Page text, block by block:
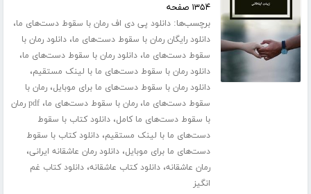
۱۳۵۴ صفحه
برچسب‌ها:دانلود پی دی اف رمان با سقوط دست‌های ما،
دانلود رایگان رمان با سقوط دست‌های ما،دانلود رمان با
سقوط دست‌های ما،دانلود رمان با سقوط دست‌های ما،
دانلود رمان با سقوط دست‌های ما با لینک مستقیم،
دانلود رمان با سقوط دست‌های ما برای موبایل،رمان با
سقوط دست‌های ما،رمان با سقوط دست‌های ما،
pdf رمان
با سقوط دست‌های ما کامل،دانلود کتاب با سقوط
دست‌های ما با لینک مستقیم،دانلود کتاب با سقوط
دست‌های ما برای موبایل،دانلود رمان عاشقانه ایرانی،
رمان عاشقانه،دانلود کتاب عاشقانه،دانلود کتاب غم
انگیز